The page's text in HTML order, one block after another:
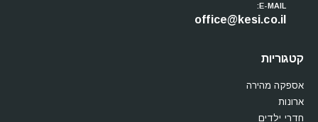
E-MAIL:
office@kesi.co.il
קטגוריות
אספקה מהירה
ארונות
חדרי ילדים